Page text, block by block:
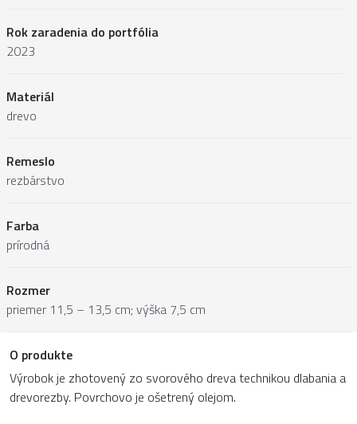
Rok zaradenia do portfólia
2023
Materiál
drevo
Remeslo
rezbárstvo
Farba
prírodná
Rozmer
priemer 11,5 – 13,5 cm; výška 7,5 cm
O produkte
Výrobok je zhotovený zo svorového dreva technikou dlabania a
drevorezby. Povrchovo je ošetrený olejom.